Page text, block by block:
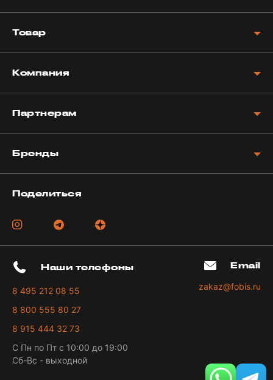
Товар
Компания
Партнерам
Бренды
Поделиться
Наши телефоны
8 495 212 08 55
8 800 555 80 27
8 915 444 32 73
С Пн по Пт с 10:00 до 19:00
Сб-Вс - выходной
Email
zakaz@fobis.ru